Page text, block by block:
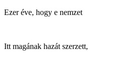
Ezer éve, hogy e nemzet
Itt magának hazát szerzett,